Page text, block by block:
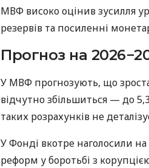
МВФ високо оцінив зусилля
резервів та посиленні
Прогноз на
У МВФ прогнозують, що
відчутно збільшиться — до
таких розрахунків не
У Фонді вкотре наголосили
реформ у боротьбі з